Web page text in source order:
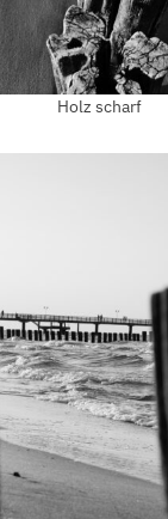
Holz scharf